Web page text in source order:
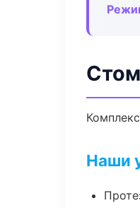
Наши